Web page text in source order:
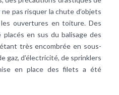
pas risquer la chute d’objets
ouvertures en toiture. Des
en sus du balisage des
très encombrée en sous-
gaz, d’électricité, de sprinklers
en place des filets a été